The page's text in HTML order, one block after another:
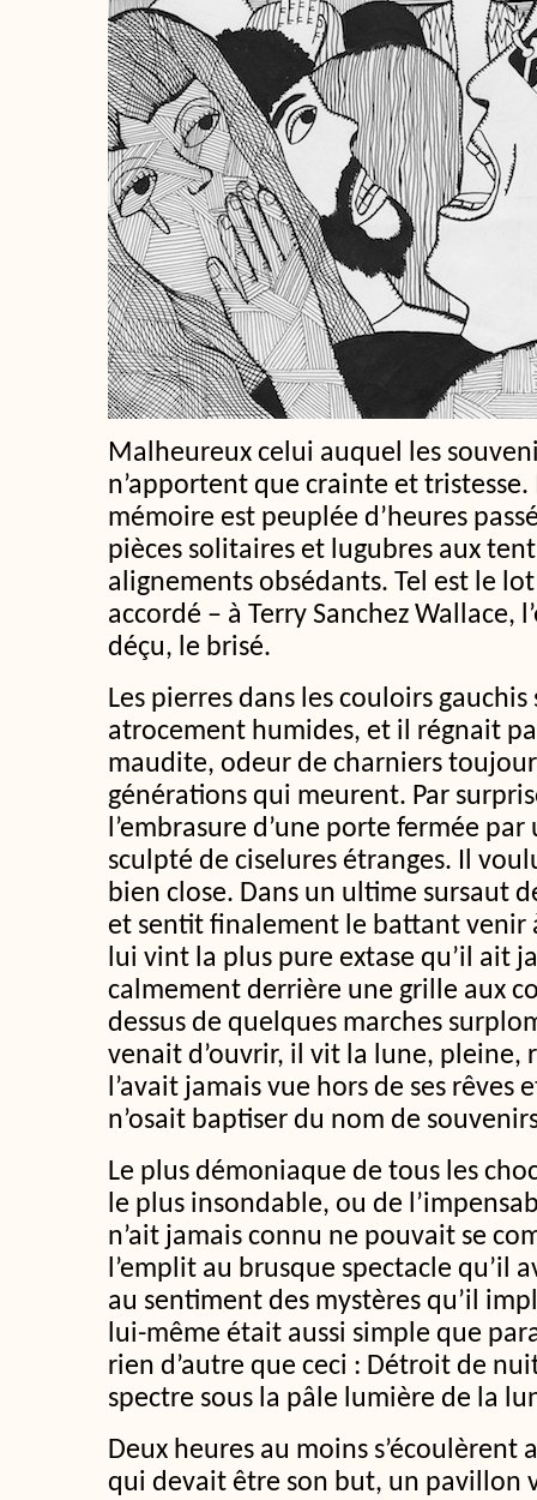
Malheureux celui auquel les
n’apportent que crainte et
mémoire est peuplée d’heures
pièces solitaires et lugubres aux
alignements obsédants. Tel est le
accordé – à Terry Sanchez Wallace,
déçu, le brisé.
Les pierres dans les couloirs
atrocement humides, et il régnait
maudite, odeur de charniers
générations qui meurent. Par
l’embrasure d’une porte fermée
sculpté de ciselures étranges. Il
bien close. Dans un ultime sursaut
et sentit finalement le battant venir
lui vint la plus pure extase qu’il ait
calmement derrière une grille aux
dessus de quelques marches
venait d’ouvrir, il vit la lune, pleine,
l’avait jamais vue hors de ses rêves
n’osait baptiser du nom de
Le plus démoniaque de tous les
le plus insondable, ou de
n’ait jamais connu ne pouvait se
l’emplit au brusque spectacle qu’il
au sentiment des mystères qu’il
lui-même était aussi simple que
rien d’autre que ceci : Détroit de
spectre sous la pâle lumière de la
Deux heures au moins s’écoulèrent
qui devait être son but, un pavillon